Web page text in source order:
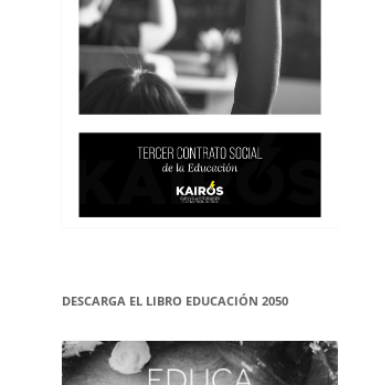
DESCARGA EL LIBRO EDUCACIÓN 2050